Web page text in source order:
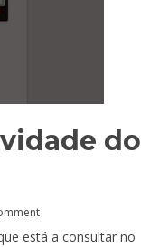
do
está a consultar no